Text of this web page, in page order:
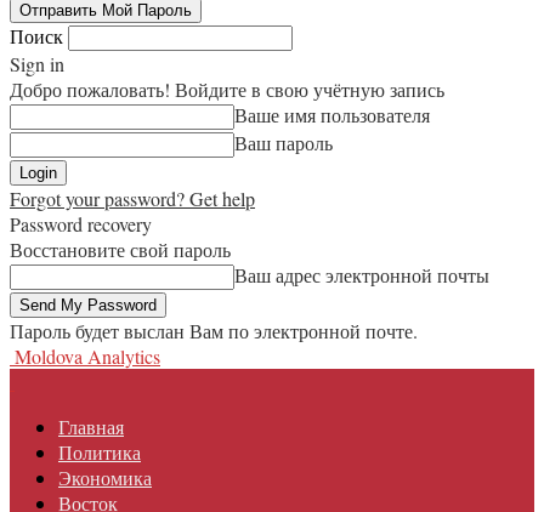
Поиск
Sign in
Добро пожаловать! Войдите в свою учётную запись
Ваше имя пользователя
Ваш пароль
Forgot your password? Get help
Password recovery
Восстановите свой пароль
Ваш адрес электронной почты
Пароль будет выслан Вам по электронной почте.
Moldova Analytics
Главная
Политика
Экономика
Восток